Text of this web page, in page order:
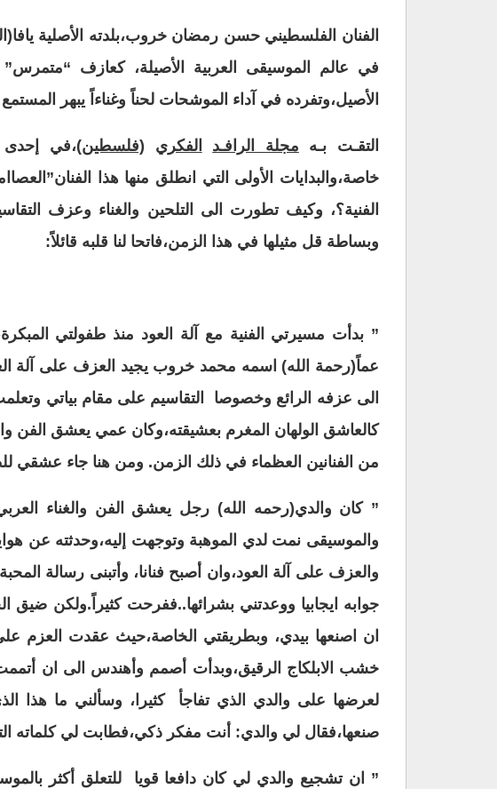
الفنان الفلسطيني حسن رمضان خروب،بلدته الأصلية
في عالم الموسيقى العربية الأصيلة، كعازف “متمرس”
الأصيل،وتفرده في آداء الموشحات لحناً وغناءاً يبهر
التقـت بـه مجلة الرافـد الفكري (فلسطين)،في إحدى
خاصة،والبدايات الأولى التي انطلق منها هذا
الفنية؟، وكيف تطورت الى التلحين والغناء وعزف
وبساطة قل مثيلها في هذا الزمن،فاتحا لنا قلبه قائلاً:
عماً(رحمة الله) اسمه محمد خروب يجيد العزف على آلة
الى عزفه الرائع وخصوصا التقاسيم على مقام بياتي
كالعاشق الولهان المغرم بعشيقته،وكان عمي يعشق الفن
من الفنانين العظماء في ذلك الزمن. ومن هنا جاء عشقي
” كان والدي(رحمه الله) رجل يعشق الفن والغناء
والموسيقى نمت لدي الموهبة وتوجهت إليه،وحدثته عن
والعزف على آلة العود،وان أصبح فنانا، وأتبنى رسالة
جوابه ايجابيا ووعدتني بشرائها..ففرحت كثيراً.ولكن
ان اصنعها بيدي، وبطريقتي الخاصة،حيث عقدت العزم
خشب الابلكاج الرقيق،وبدأت أصمم وأهندس الى ان أتممت
لعرضها على والدي الذي تفاجأ كثيرا، وسألني ما هذا
صنعها،فقال لي والدي: أنت مفكر ذكي،فطابت لي كلماته
” ان تشجيع والدي لي كان دافعا قويا للتعلق أكثر